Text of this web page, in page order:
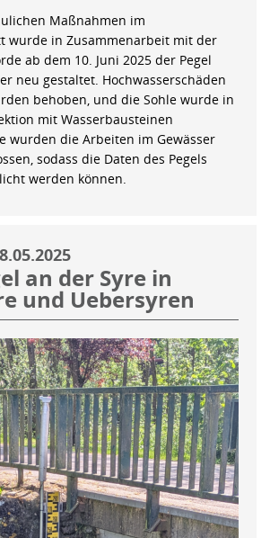
Maßnahmen im
wurde in Zusammenarbeit mit der
ab dem 10. Juni 2025 der Pegel
neu gestaltet. Hochwasserschäden
behoben, und die Sohle wurde in
mit Wasserbausteinen
wurden die Arbeiten im Gewässer
sodass die Daten des Pegels
werden können.
an der Syre in
und Uebersyren